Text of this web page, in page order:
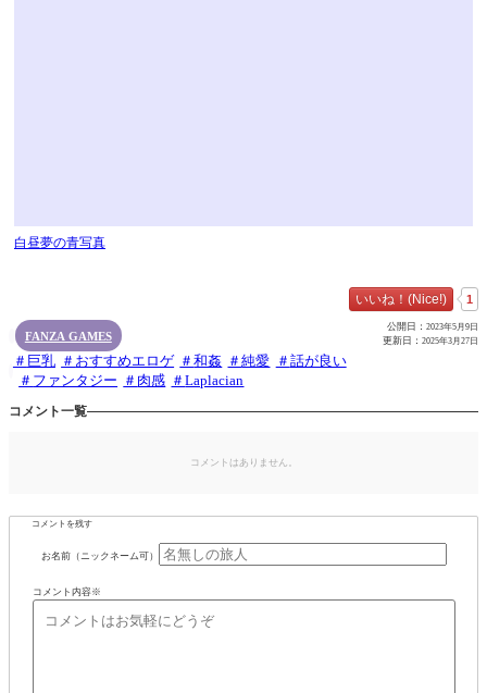
白昼夢の青写真
いいね！(Nice!) 1
FANZA GAMES

巨乳 おすすめエロゲ 和姦 純愛
話が良い
ファンタジー
肉感 Laplacian
公開日： 2023年5月9日
更新日： 2025年3月27日
コメント一覧
コメントはありません。
コメントを残す
お名前（ニックネーム可）
コメント内容※